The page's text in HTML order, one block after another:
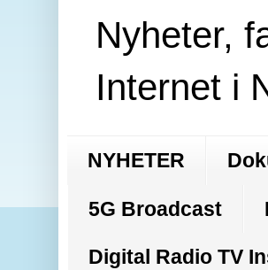
Nyheter,
Internet i
NYHETER
5G Broadcast
Digital Radio TV